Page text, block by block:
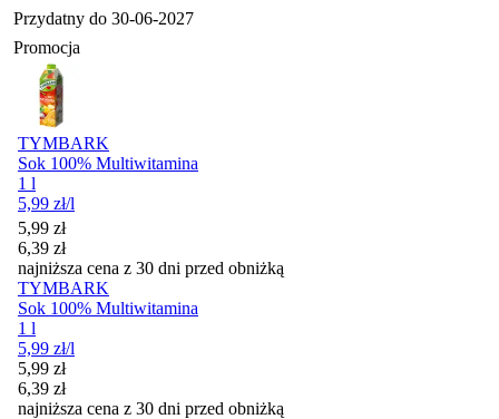
Przydatny do 30-06-2027
Promocja
TYMBARK
Sok 100% Multiwitamina
1 l
5,99 zł/l
Cena promocyjna
5,99 zł
6,39 zł
najniższa cena z 30 dni przed obniżką
TYMBARK
Sok 100% Multiwitamina
1 l
5,99 zł/l
Cena promocyjna
5,99 zł
6,39 zł
najniższa cena z 30 dni przed obniżką